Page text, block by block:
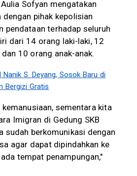
Sofyan mengatakan
dengan pihak kepolisian
pendataan terhadap seluruh
dari 14 orang laki-laki, 12
10 orang anak-anak.
Nanik S. Deyang, Sosok Baru di
Bergizi Gratis
kemanusiaan, sementara kita
Imigran di Gedung SKB
sudah berkomunikasi dengan
agar dapat dipindahkan ke
tempat penampungan,"